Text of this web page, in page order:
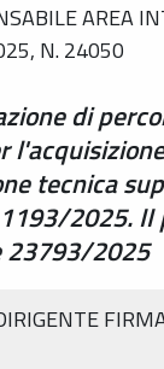
AREA
N. 24050
di
tecnica
2025.
23793/2025